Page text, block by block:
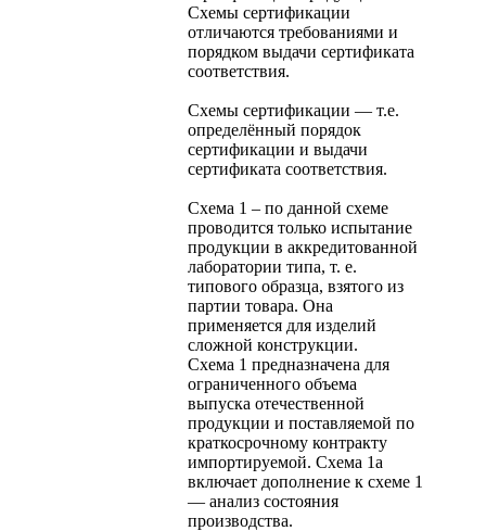
Схемы сертификации
отличаются требованиями и
порядком выдачи сертификата
соответствия.
Схемы сертификации — т.е.
определённый порядок
сертификации и выдачи
сертификата соответствия.
Схема 1 – по данной схеме
проводится только испытание
продукции в аккредитованной
лаборатории типа, т. е.
типового образца, взятого из
партии товара. Она
применяется для изделий
сложной конструкции.
Схема 1 предназначена для
ограниченного объема
выпуска отечественной
продукции и поставляемой по
краткосрочному контракту
импортируемой. Схема 1а
включает дополнение к схеме 1
— анализ состояния
производства.